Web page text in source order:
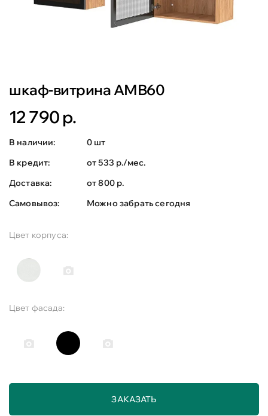
шкаф-витрина АМВ60
12 790 р.
В наличии:
0 шт
В кредит:
от 533 р./мес.
Доставка:
от 800 р.
Самовывоз:
Можно забрать сегодня
Цвет корпуса:
Цвет фасада:
ЗАКАЗАТЬ